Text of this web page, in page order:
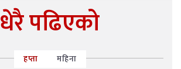
धेरै पढिएको
हप्ता महिना